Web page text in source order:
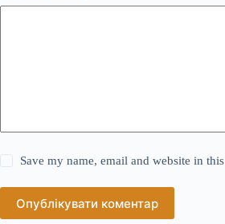
Save my name, email and website in
Опублікувати коментар